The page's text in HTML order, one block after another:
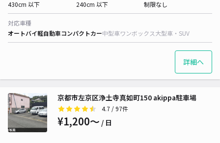
430cm 以下
240cm 以下
制限なし
対応車種
オートバイ軽自動車コンパクトカー中型車ワンボックス大型車・SUV
詳細へ
京都市左京区浄土寺真如町150 akippa駐車場
4.7 / 97件
¥1,200〜 / 日